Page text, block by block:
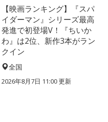
【映画ランキング】『スパ
イダーマン』シリーズ最高
発進で初登場V！『ちいか
わ』は2位、新作3本がラン
クイン
全国
2026年8月7日 11:00更新